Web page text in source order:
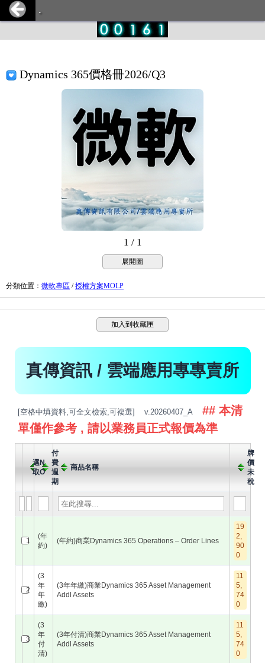
.
Dynamics 365價格冊2026/Q3
1 / 1
展開圖
分類位置 ： 微軟專區 /授權方案MOLP
加入到收藏匣
真傳資訊 / 雲端應用專專賣所
[空格中填資料,可全文檢索,可複選] v.20260407_A
## 本清
單僅作參考 , 請以業務員正式報價為準
選
取
N
O
付
費
週
期
商品名稱
牌
價
未
稅
1
(年
約)
(年約)商業Dynamics 365 Operations – Order Lines
19
2,
90
0
2
(3
年
年
繳)
(3年年繳)商業Dynamics 365 Asset Management
Addl Assets
11
5,
74
0
3
(3
年
付
清)
(3年付清)商業Dynamics 365 Asset Management
Addl Assets
11
5,
74
0